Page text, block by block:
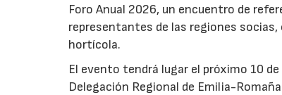
Foro Anual 2026, un encuentro de
representantes de las regiones
hortícola.
El evento tendrá lugar el próximo 10
Delegación Regional de Emilia-